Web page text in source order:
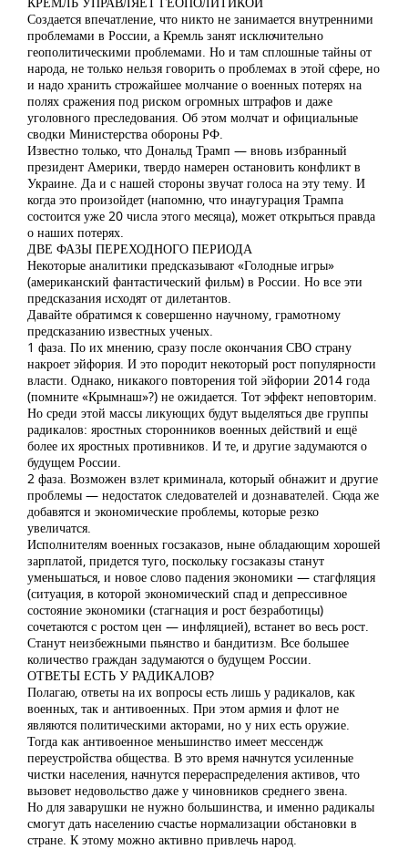
Создается впечатление, что никто не занимается внутренними
проблемами в России, а Кремль занят исключительно
геополитическими проблемами. Но и там сплошные тайны от
народа, не только нельзя говорить о проблемах в этой сфере, но
и надо хранить строжайшее молчание о военных потерях на
полях сражения под риском огромных штрафов и даже
уголовного преследования. Об этом молчат и официальные
сводки Министерства обороны РФ.
Известно только, что Дональд Трамп — вновь избранный
президент Америки, твердо намерен остановить конфликт в
Украине. Да и с нашей стороны звучат голоса на эту тему. И
когда это произойдет (напомню, что инаугурация Трампа
состоится уже 20 числа этого месяца), может открыться правда
о наших потерях.
ДВЕ ФАЗЫ ПЕРЕХОДНОГО ПЕРИОДА
Некоторые аналитики предсказывают «Голодные игры»
(американский фантастический фильм) в России. Но все эти
предсказания исходят от дилетантов.
Давайте обратимся к совершенно научному, грамотному
предсказанию известных ученых.
1 фаза. По их мнению, сразу после окончания СВО страну
накроет эйфория. И это породит некоторый рост популярности
власти. Однако, никакого повторения той эйфории 2014 года
(помните «Крымнаш»?) не ожидается. Тот эффект неповторим.
Но среди этой массы ликующих будут выделяться две группы
радикалов: яростных сторонников военных действий и ещё
более их яростных противников. И те, и другие задумаются о
будущем России.
2 фаза. Возможен взлет криминала, который обнажит и другие
проблемы — недостаток следователей и дознавателей. Сюда же
добавятся и экономические проблемы, которые резко
увеличатся.
Исполнителям военных госзаказов, ныне обладающим хорошей
зарплатой, придется туго, поскольку госзаказы станут
уменьшаться, и новое слово падения экономики — стагфляция
(ситуация, в которой экономический спад и депрессивное
состояние экономики (стагнация и рост безработицы)
сочетаются с ростом цен — инфляцией), встанет во весь рост.
Станут неизбежными пьянство и бандитизм. Все большее
количество граждан задумаются о будущем России.
ОТВЕТЫ ЕСТЬ У РАДИКАЛОВ?
Полагаю, ответы на их вопросы есть лишь у радикалов, как
военных, так и антивоенных. При этом армия и флот не
являются политическими акторами, но у них есть оружие.
Тогда как антивоенное меньшинство имеет мессендж
переустройства общества. В это время начнутся усиленные
чистки населения, начнутся перераспределения активов, что
вызовет недовольство даже у чиновников среднего звена.
Но для заварушки не нужно большинства, и именно радикалы
смогут дать населению счастье нормализации обстановки в
стране. К этому можно активно привлечь народ.